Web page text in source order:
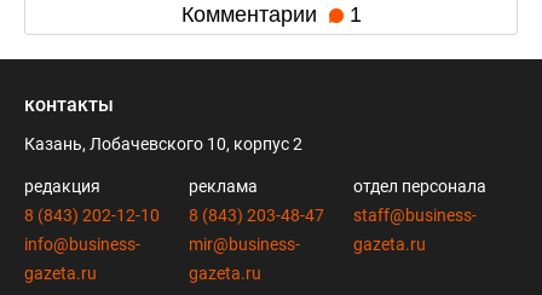
Комментарии 1
контакты
Казань, Лобачевского 10, корпус 2
редакция
8 (843) 202-12-10
info@business-
gazeta.ru
реклама
8 (843) 203-48-47
mir@business-
gazeta.ru
отдел персонала
staff@business-
gazeta.ru